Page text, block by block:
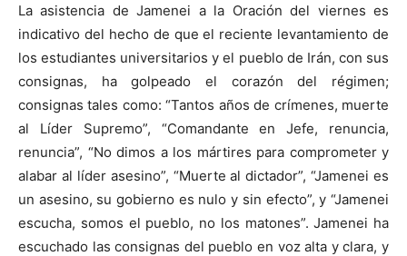
La asistencia de Jamenei a la Oración del viernes es
indicativo del hecho de que el reciente levantamiento de
los estudiantes universitarios y el pueblo de Irán, con sus
consignas, ha golpeado el corazón del régimen;
consignas tales como: “Tantos años de crímenes, muerte
al Líder Supremo”, “Comandante en Jefe, renuncia,
renuncia”, “No dimos a los mártires para comprometer y
alabar al líder asesino”, “Muerte al dictador”, “Jamenei es
un asesino, su gobierno es nulo y sin efecto”, y “Jamenei
escucha, somos el pueblo, no los matones”. Jamenei ha
escuchado las consignas del pueblo en voz alta y clara, y